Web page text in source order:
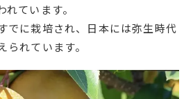
れています。
でに栽培され、日本には弥生時代
られています。